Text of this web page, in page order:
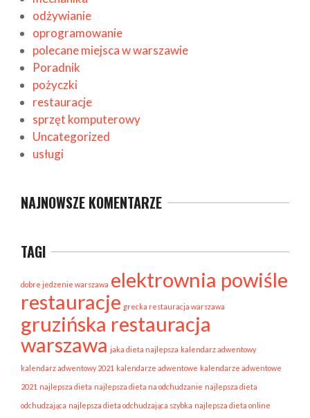
odżywianie
oprogramowanie
polecane miejsca w warszawie
Poradnik
pożyczki
restauracje
sprzęt komputerowy
Uncategorized
usługi
NAJNOWSZE KOMENTARZE
TAGI
dobre jedzenie warszawa elektrownia powiśle
restauracje grecka restauracja warszawa
gruzińska restauracja
warszawa jaka dieta najlepsza kalendarz adwentowy
kalendarz adwentowy 2021 kalendarze adwentowe kalendarze adwentowe
2021 najlepsza dieta najlepsza dieta na odchudzanie najlepsza dieta
odchudzająca najlepsza dieta odchudzająca szybka najlepsza dieta online